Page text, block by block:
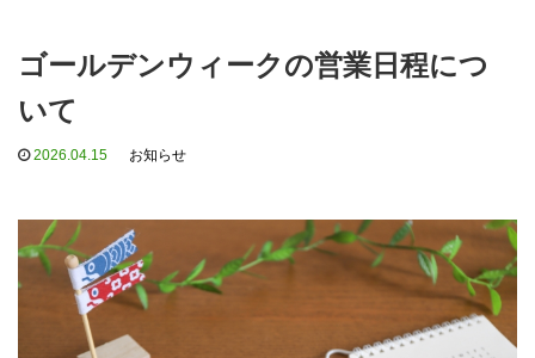
ゴールデンウィークの営業日程につ
いて
2026.04.15 お知らせ